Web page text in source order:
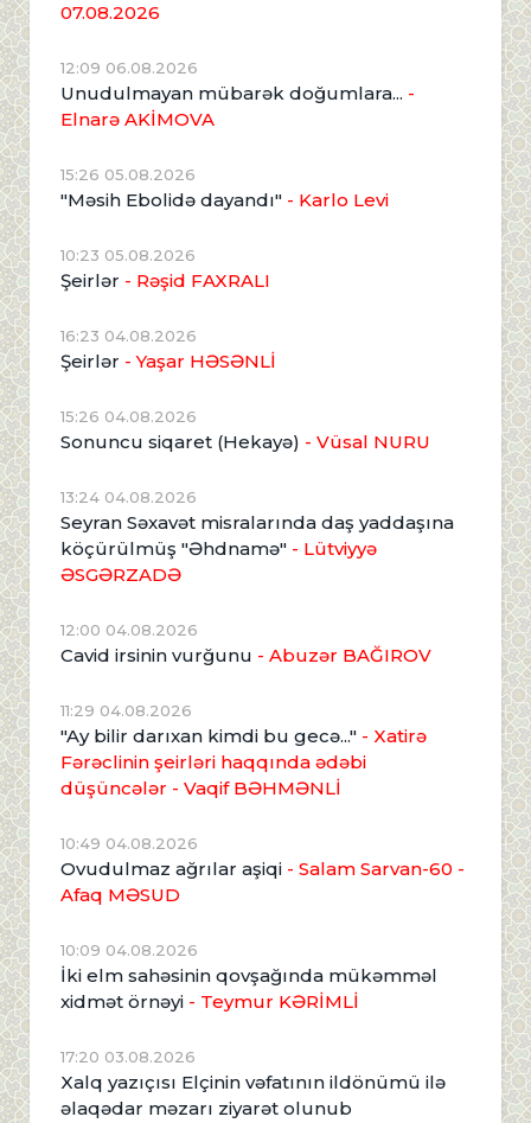
07.08.2026
12:09 06.08.2026
Unudulmayan mübarək doğumlara... -
Elnarə AKİMOVA
15:26 05.08.2026
"Məsih Ebolidə dayandı" - Karlo Levi
10:23 05.08.2026
Şeirlər - Rəşid FAXRALI
16:23 04.08.2026
Şeirlər - Yaşar HƏSƏNLİ
15:26 04.08.2026
Sonuncu siqaret (Hekayə) - Vüsal NURU
13:24 04.08.2026
Seyran Səxavət misralarında daş yaddaşına
köçürülmüş "Əhdnamə" - Lütviyyə
ƏSGƏRZADƏ
12:00 04.08.2026
Cavid irsinin vurğunu - Abuzər BAĞIROV
11:29 04.08.2026
"Ay bilir darıxan kimdi bu gecə..." - Xatirə
Fərəclinin şeirləri haqqında ədəbi
düşüncələr - Vaqif BƏHMƏNLİ
10:49 04.08.2026
Ovudulmaz ağrılar aşiqi - Salam Sarvan-60 -
Afaq MƏSUD
10:09 04.08.2026
İki elm sahəsinin qovşağında mükəmməl
xidmət örnəyi - Teymur KƏRİMLİ
17:20 03.08.2026
Xalq yazıçısı Elçinin vəfatının ildönümü ilə
əlaqədar məzarı ziyarət olunub